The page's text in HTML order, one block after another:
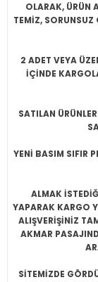
OLARAK, ÜRÜN
TEMİZ, SORUNSUZ
2 ADET VEYA
İÇİNDE
SATILAN
YENİ BASIM SIFIR
ALMAK
YAPARAK KARGO
ALIŞVERİŞİNİZ
AKMAR
SİTEMİZDE